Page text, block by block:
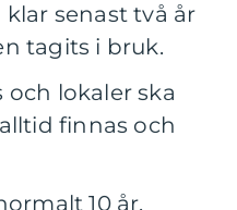
senast två år
tagits i bruk.
lokaler ska
finnas och
10 år,